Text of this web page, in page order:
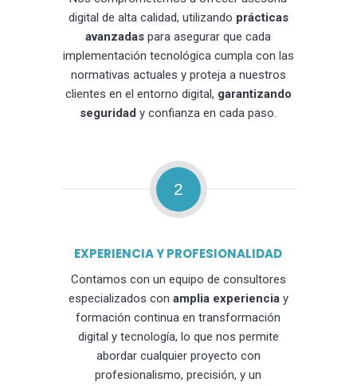
digital de alta calidad, utilizando prácticas
avanzadas para asegurar que cada
implementación tecnológica cumpla con las
normativas actuales y proteja a nuestros
clientes en el entorno digital, garantizando
seguridad y confianza en cada paso.
2
EXPERIENCIA Y PROFESIONALIDAD
Contamos con un equipo de consultores
especializados con amplia experienciay
formación continua en transformación
digital y tecnología, lo que nos permite
abordar cualquier proyecto con
profesionalismo, precisión, y un